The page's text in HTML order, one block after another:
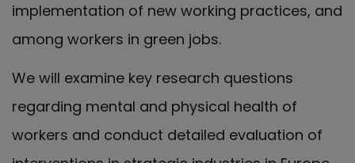
implementation of new working practices, and
among workers in green jobs.
We will examine key research questions
regarding mental and physical health of
workers and conduct detailed evaluation of